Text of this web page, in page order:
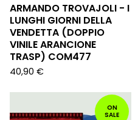
ARMANDO TROVAJOLI - I
LUNGHI GIORNI DELLA
VENDETTA (DOPPIO
VINILE ARANCIONE
TRASP) COM477
40,90 €
ON
SALE